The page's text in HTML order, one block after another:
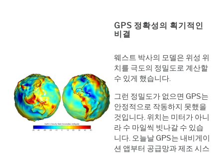
GPS 정확성의 획기적인
비결
웨스트 박사의 모델은 위성 위
치를 극도의 정밀도로 계산할
수 있게 했습니다.
그런 정밀도가 없으면 GPS는
안정적으로 작동하지 못했을
것입니다. 위치는 미터가 아니
라 수 마일씩 빗나갈 수 있습
니다. 오늘날 GPS는 내비게이
션 앱부터 공급망과 제조 시스